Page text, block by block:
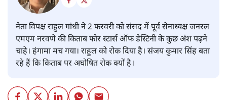
नेता विपक्ष राहुल गांधी ने 2 फरवरी को संसद में पूर्व सेनाध्यक्ष जनरल
एमएम नरवणे की किताब फोर स्टार्स ऑफ डेस्टिनी के कुछ अंश पढ़ने
चाहे। हंगामा मच गया। राहुल को रोक दिया है। संजय कुमार सिंह बता
रहे हैं कि किताब पर अघोषित रोक क्यों है।